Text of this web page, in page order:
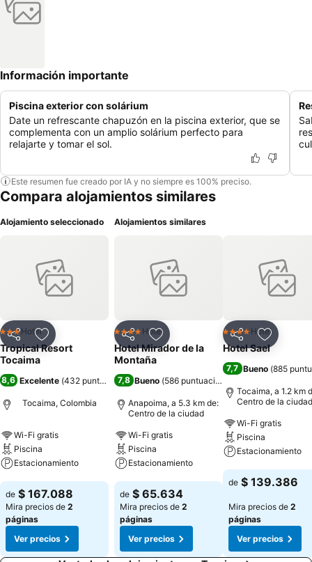
Información importante
Piscina exterior con solárium
Date un refrescante chapuzón en la piscina exterior, que se
complementa con un amplio solárium perfecto para
relajarte y tomar el sol.
Este resumen fue creado por IA y no siempre es 100% preciso.
Compara alojamientos similares
Alojamiento seleccionado
CompartirAgregar a favoritos
3 Estrellas
Hotel
Tropical Resort
Tocaima
8,6 Excelente (432 puntuaciones)
Tocaima, Colombia
Wi-Fi gratis
Piscina
Estacionamiento
Ver precios
de $ 167.088
Mira precios de 2
páginas
Ver precios
Alojamientos similares
CompartirAgregar a favoritos
4 EstrellasHotel
Hotel Mirador de la
Montaña
7,8 Bueno (586 puntuaciones
Anapoima, a 5.3 km de:
Centro de la ciudad
Wi-Fi gratis
Piscina
Estacionamiento
Ver precios
de $ 65.634
Mira precios de 2
páginas
Ver precios
CompartirAgregar
4 EstrellasHotel
Hotel Sael
7,7 Bueno (885
Tocaima, a 1.2 km
Centro de la ciudad
Wi-Fi gratis
Piscina
Estacionamiento
Ver precios
de $ 139.386
Mira precios de 2
páginas
Ver precios